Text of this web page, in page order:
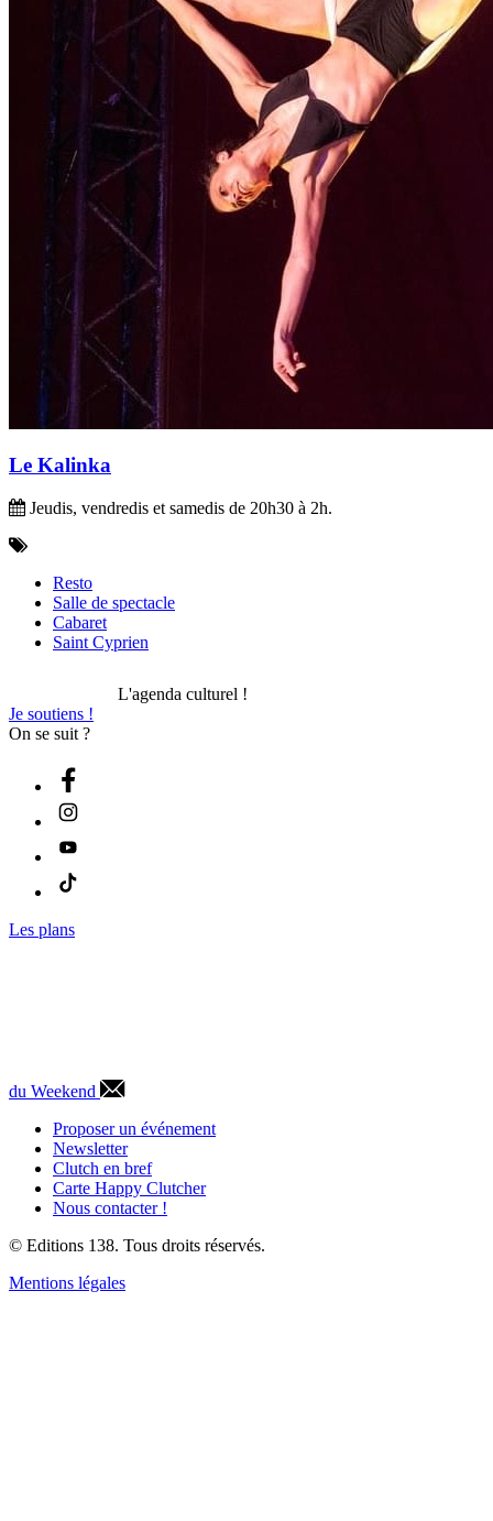
Le Kalinka
Jeudis, vendredis et samedis de 20h30 à 2h.
Resto
Salle de spectacle
Cabaret
Saint Cyprien
L'agenda culturel !
Je soutiens !
On se suit ?
Les plans
du Weekend
Proposer un événement
Newsletter
Clutch en bref
Carte Happy Clutcher
Nous contacter !
© Editions 138. Tous droits réservés.
Mentions légales